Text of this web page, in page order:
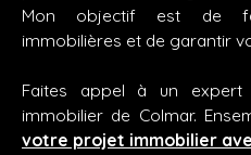
Mon objectif est de
immobilières et de garantir
Faites appel à un expert
immobilier de Colmar.
votre projet immobilier